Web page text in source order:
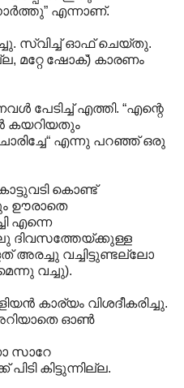
എന്നാണ്.
സ്വിച്ച് ഓഫ് ചെയ്തു.
മറ്റേ ഷോക്) കാരണം
പേടിച്ച് എത്തി. “എന്റെ
കയറിയതും
എന്നു പറഞ്ഞ് ഒരു
കൊണ്ട്
ഊരാതെ
എന്നെ
ദിവസത്തേയ്ക്കുള്ള
അരച്ചു വച്ചിട്ടുണ്ടല്ലോ
വച്ചു).
കാര്യം വിശദീകരിച്ചു.
ഓൺ
സാറേ
കിട്ടുന്നില്ല.